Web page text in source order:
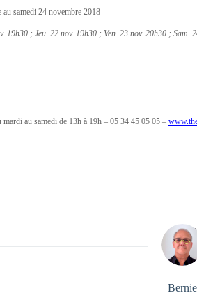
samedi 24 novembre 2018
19h30 ; Jeu. 22 nov. 19h30 ; Ven. 23 nov. 20h30 ; Sam.
au samedi de 13h à 19h – 05 34 45 05 05 –
Bernie